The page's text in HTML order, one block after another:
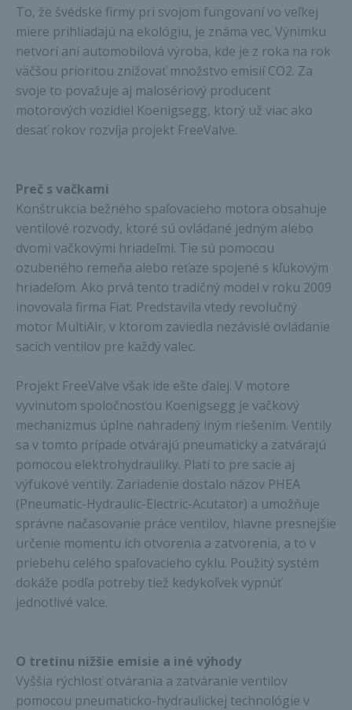
To, že švédske firmy pri svojom fungovaní vo veľkej
miere prihliadajú na ekológiu, je známa vec. Výnimku
netvorí ani automobilová výroba, kde je z roka na rok
väčšou prioritou znižovať množstvo emisií CO2. Za
svoje to považuje aj malosériový producent
motorových vozidiel Koenigsegg, ktorý už viac ako
desať rokov rozvíja projekt FreeValve.
Preč s vačkami
Konštrukcia bežného spaľovacieho motora obsahuje
ventilové rozvody, ktoré sú ovládané jedným alebo
dvomi vačkovými hriadeľmi. Tie sú pomocou
ozubeného remeňa alebo reťaze spojené s kľukovým
hriadeľom. Ako prvá tento tradičný model v roku 2009
inovovala firma Fiat. Predstavila vtedy revolučný
motor MultiAir, v ktorom zaviedla nezávislé ovládanie
sacích ventilov pre každý valec.
Projekt FreeValve však ide ešte ďalej. V motore
vyvinutom spoločnosťou Koenigsegg je vačkový
mechanizmus úplne nahradený iným riešením. Ventily
sa v tomto prípade otvárajú pneumaticky a zatvárajú
pomocou elektrohydrauliky. Platí to pre sacie aj
výfukové ventily. Zariadenie dostalo názov PHEA
(Pneumatic-Hydraulic-Electric-Acutator) a umožňuje
správne načasovanie práce ventilov, hlavne presnejšie
určenie momentu ich otvorenia a zatvorenia, a to v
priebehu celého spaľovacieho cyklu. Použitý systém
dokáže podľa potreby tiež kedykoľvek vypnúť
jednotlivé valce.
O tretinu nižšie emisie a iné výhody
Vyššia rýchlosť otvárania a zatváranie ventilov
pomocou pneumaticko-hydraulickej technológie v